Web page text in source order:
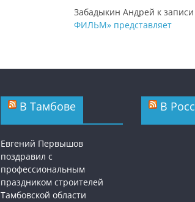
Забадыкин Андрей к записи
ФИЛЬМ» представляет
В Тамбове
Евгений Первышов
поздравил с
профессиональным
праздником строителей
Тамбовской области
В